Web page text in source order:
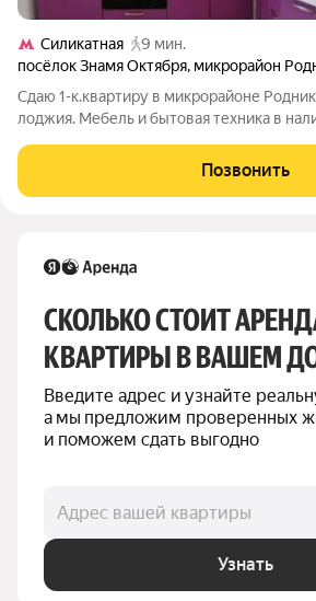
Силикатная
9 мин.
посёлок Знамя Октября, микрорайон
Сдаю 1-к.квартиру в микрорайоне
лоджия. Мебель и бытовая техника в
мин. ходьбы до ж/д платформы МЦД 2
Позвонить
СКОЛЬКО СТОИТ
КВАРТИРЫ В ВАШЕМ
Введите адрес и узнайте
а мы предложим проверенных
и поможем сдать выгодно
Адрес вашей квартиры
Узнать